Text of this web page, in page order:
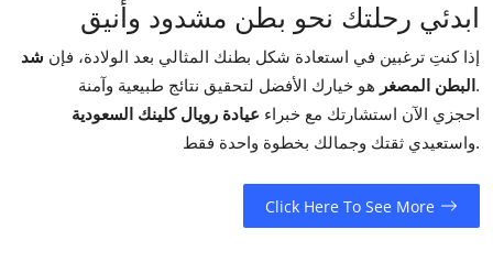
ابدئي رحلتك نحو بطن مشدود وأنيق
إذا كنتِ ترغبين في استعادة شكل بطنك المثالي بعد الولادة، فإن شد
البطن المصغر هو خيارك الأفضل لتحقيق نتائج طبيعية وآمنة.
احجزي الآن استشارتك مع خبراء عيادة رويال كلينك السعودية
واستعيدي ثقتك وجمالك بخطوة واحدة فقط.
Click Here To See More